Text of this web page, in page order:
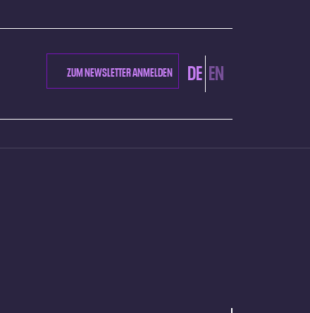
ZUM NEWSLETTER ANMELDEN DE EN